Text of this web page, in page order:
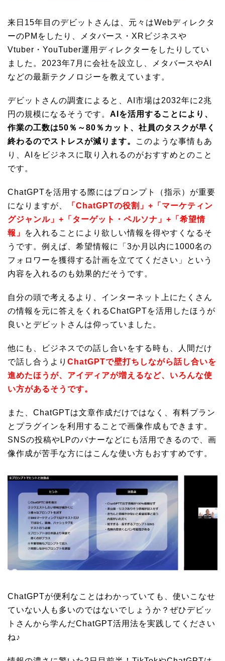
来日15年目のデビットさんは、元々はWebディレクタ
ーのPMをしたり、メタバース・XRビジネスや
Vtuber・YouTuber運用ディレクターをしたりしてい
ました。2023年7月に会社を設立し、メタバースやAI
などの最新テクノロジーを教えています。
デビットさんの調査によると、AI市場は2032年に2兆
円の規模になるそうです。 AIを活用することにより、
作業の工数は50％～80％カット、社員のタスクが早く
終わるのでストレスが減ります。
このような事情もあ
り、AIをビジネスに取り入れるのがおすすめとのこと
です。
ChatGPTを活用する際にはプロンプト（指示）が重要
になりますが、
「ChatGPTの役割」+「マーケティン
グジャンル」+「ターゲット・ペルソナ」+「希望情
報」
を入れることにより欲しい情報を得やすくなるそ
うです。例えば、希望情報に「3か月以内に1000名の
フォロワーを獲得する計画を立ててください」という
内容を入れるのも効果的だそうです。
自分の頭で考えるより、インターネット上にたくさん
の情報を元に答えをくれるChatGPTを活用したほうが
良いとデビットさんは仰っていました。
他にも、ビジネスでの話し合いをする時も、人間だけ
で話し合うより ChatGPTで壁打ちしながら話し合いを
進めたほうが、アイディアが増えるなど、いろんな使
い方があるそうです。
また、ChatGPTは文章作成だけではなく、有料プラン
とプラグインを利用することで画像作成もできます。
SNSの投稿やLPのバナーなどにも活用できるので、画
像作成が苦手な方にはこんな使い方もおすすめです。
ChatGPTが便利なことはわかっていても、使いこなせ
ていない人も多いのではないでしょうか？ぜひデビッ
トさんから学んだChatGPT活用法を実践してください
ね♪